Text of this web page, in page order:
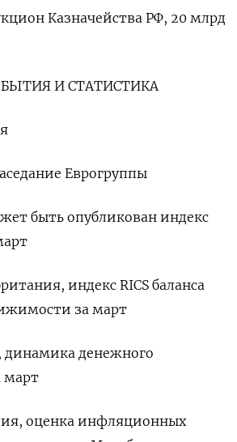
Казначейства РФ, 20 млрд
И СТАТИСТИКА
Еврогруппы
быть опубликован индекс
индекс RICS баланса
за март
денежного
март
оценка инфляционных